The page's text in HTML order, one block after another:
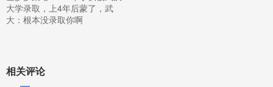
大学录取，上4年后蒙了，武
大：根本没录取你啊
相关评论